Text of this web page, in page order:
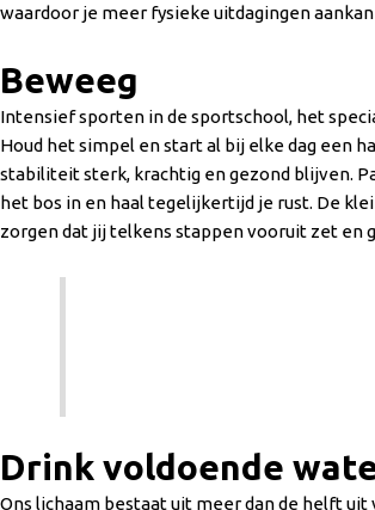
waardoor je meer fysieke uitdagingen
Beweeg
Intensief sporten in de sportschool, het
Houd het simpel en start al bij elke dag een
stabiliteit sterk, krachtig en gezond blijven.
het bos in en haal tegelijkertijd je rust. De
zorgen dat jij telkens stappen vooruit zet en
Drink voldoende
Ons lichaam bestaat uit meer dan de helft